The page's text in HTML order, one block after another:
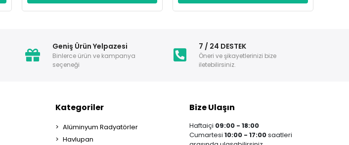
Geniş Ürün Yelpazesi
Binlerce ürün ve kampanya
seçeneği
7 / 24 DESTEK
Öneri ve şikayetlerinizi bize
iletebilirsiniz.
Kategoriler
Alüminyum Radyatörler
Havlupan
Bize Ulaşın
Haftaiçi 09:00 - 18:00
Cumartesi 10:00 - 17:00saatleri